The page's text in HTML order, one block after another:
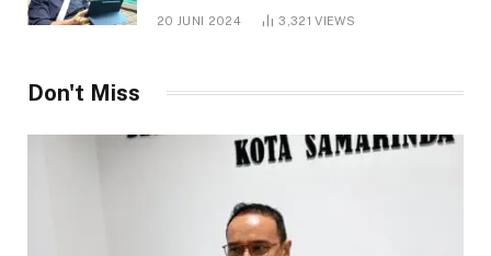
1.000 Hektare
20 JUNI 2024 3,321VIEWS
Don't Miss